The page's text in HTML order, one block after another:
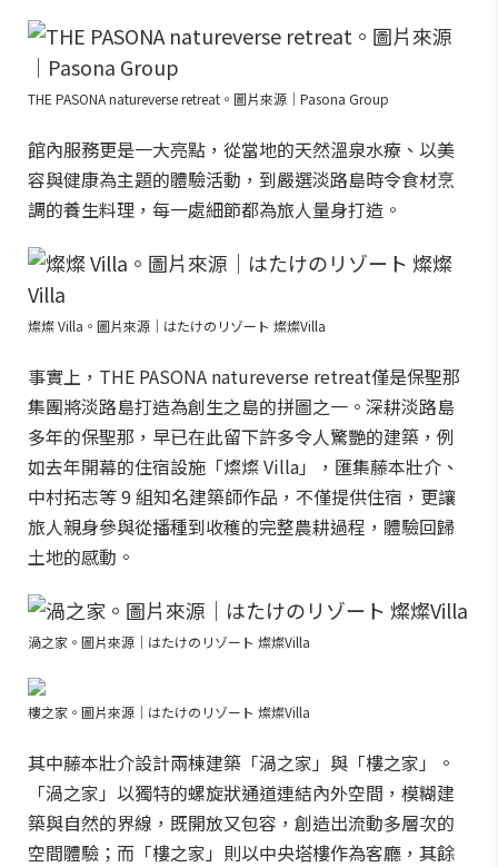
THE PASONA natureverse retreat。圖片來源｜Pasona Group
館內服務更是一大亮點，從當地的天然溫泉水療、以美
容與健康為主題的體驗活動，到嚴選淡路島時令食材烹
調的養生料理，每一處細節都為旅人量身打造。
燦燦 Villa。圖片來源｜はたけのリゾート 燦燦Villa
事實上，THE PASONA natureverse retreat僅是保聖那
集團將淡路島打造為創生之島的拼圖之一。深耕淡路島
多年的保聖那，早已在此留下許多令人驚艷的建築，例
如去年開幕的住宿設施「燦燦 Villa」，匯集藤本壯介、
中村拓志等 9 組知名建築師作品，不僅提供住宿，更讓
旅人親身參與從播種到收穫的完整農耕過程，體驗回歸
土地的感動。
渦之家。圖片來源｜はたけのリゾート 燦燦Villa
樓之家。圖片來源｜はたけのリゾート 燦燦Villa
其中藤本壯介設計兩棟建築「渦之家」與「樓之家」。
「渦之家」以獨特的螺旋狀通道連結內外空間，模糊建
築與自然的界線，既開放又包容，創造出流動多層次的
空間體驗；而「樓之家」則以中央塔樓作為客廳，其餘